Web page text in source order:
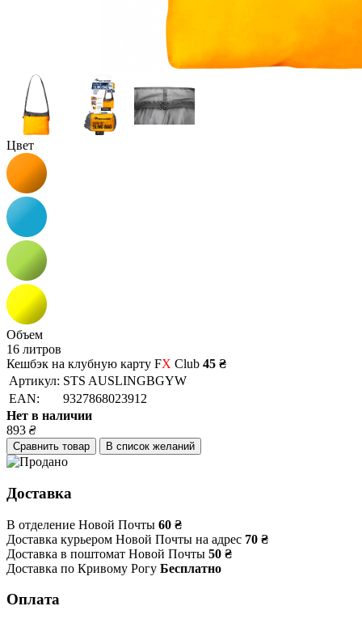
Цвет
Объем
16 литров
Кешбэк на клубную карту FX Club 45 ₴
Артикул: STS AUSLINGBGYW
EAN:
9327868023912
Нет в наличии
893 ₴
Сравнить товар В список желаний
Доставка
В отделение Новой Почты 60 ₴
Доставка курьером Новой Почты на адрес 70 ₴
Доставка в поштомат Новой Почты 50 ₴
Доставка по Кривому Рогу Бесплатно
Оплата